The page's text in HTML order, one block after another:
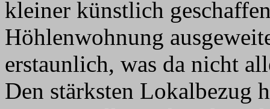
kleiner künstlich
Höhlenwohnung
erstaunlich, was da nicht
Den stärksten Lokalbezug